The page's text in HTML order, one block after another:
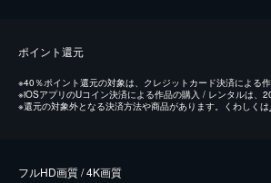
ポイント還元
※40％ポイント還元の対象は、クレジットカード決済による
※iOSアプリのUコイン決済による作品の購入 / レンタルは、
※還元の対象外となる決済方法や商品があります。くわしくは
フルHD画質 / 4K画質